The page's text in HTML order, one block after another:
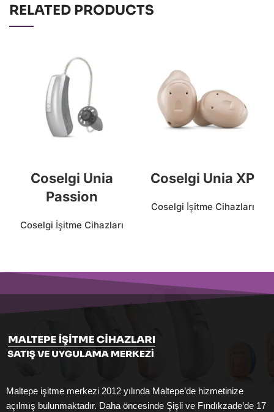
RELATED PRODUCTS
Coselgi Unia
Passion
Coselgi İşitme Cihazları
Coselgi Unia XP
Coselgi İşitme Cihazları
Maltepe işitme merkezi 2012 yılında Maltepe’de hizmetinize
açılmış bulunmaktadır. Daha öncesinde Şişli ve Fındıkzade’de 17